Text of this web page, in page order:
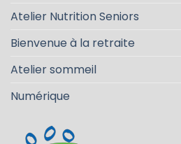
Atelier Nutrition Seniors
Bienvenue à la retraite
Atelier sommeil
Numérique